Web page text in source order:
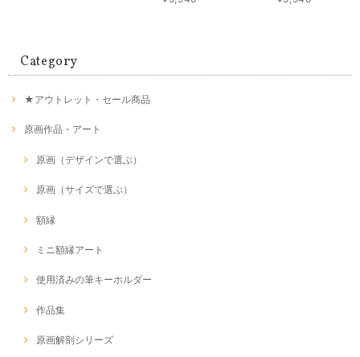
Category
★アウトレット・セール商品
原画作品・アート
原画（デザインで選ぶ）
原画（サイズで選ぶ）
額縁
ミニ額縁アート
使用済みの筆キーホルダー
作品集
原画解剖シリーズ